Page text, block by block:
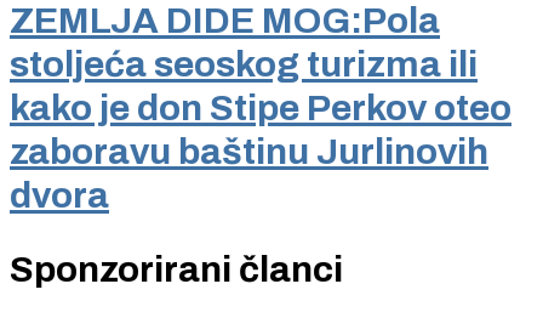
ZEMLJA DIDE MOG:Pola
stoljeća seoskog turizma ili
kako je don Stipe Perkov oteo
zaboravu baštinu Jurlinovih
dvora
Sponzorirani članci